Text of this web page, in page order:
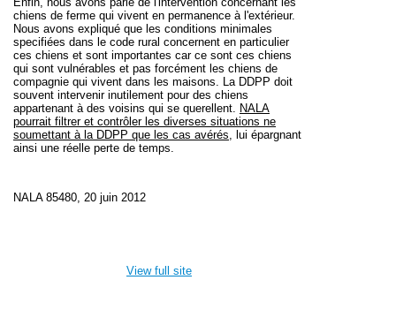
chiens de ferme qui vivent en permanence à l'extérieur.
Nous avons expliqué que les conditions minimales
specifiées dans le code rural concernent en particulier
ces chiens et sont importantes car ce sont ces chiens
qui sont vulnérables et pas forcément les chiens de
compagnie qui vivent dans les maisons. La DDPP doit
souvent intervenir inutilement pour des chiens
appartenant à des voisins qui se querellent. NALA
pourrait filtrer et contrôler les diverses situations ne
soumettant à la DDPP que les cas avérés, lui épargnant
ainsi une réelle perte de temps.
NALA 85480, 20 juin 2012
View full site